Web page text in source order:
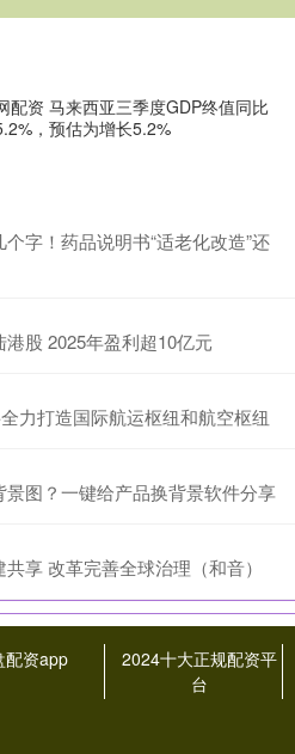
配资 马来西亚三季度GDP终值同比
，预估为增长5.2%
字！药品说明书“适老化改造”还
股 2025年盈利超10亿元
力打造国际航运枢纽和航空枢纽
图？一键给产品换背景软件分享
享 改革完善全球治理（和音）
配资app
2024十大正规配资平
台